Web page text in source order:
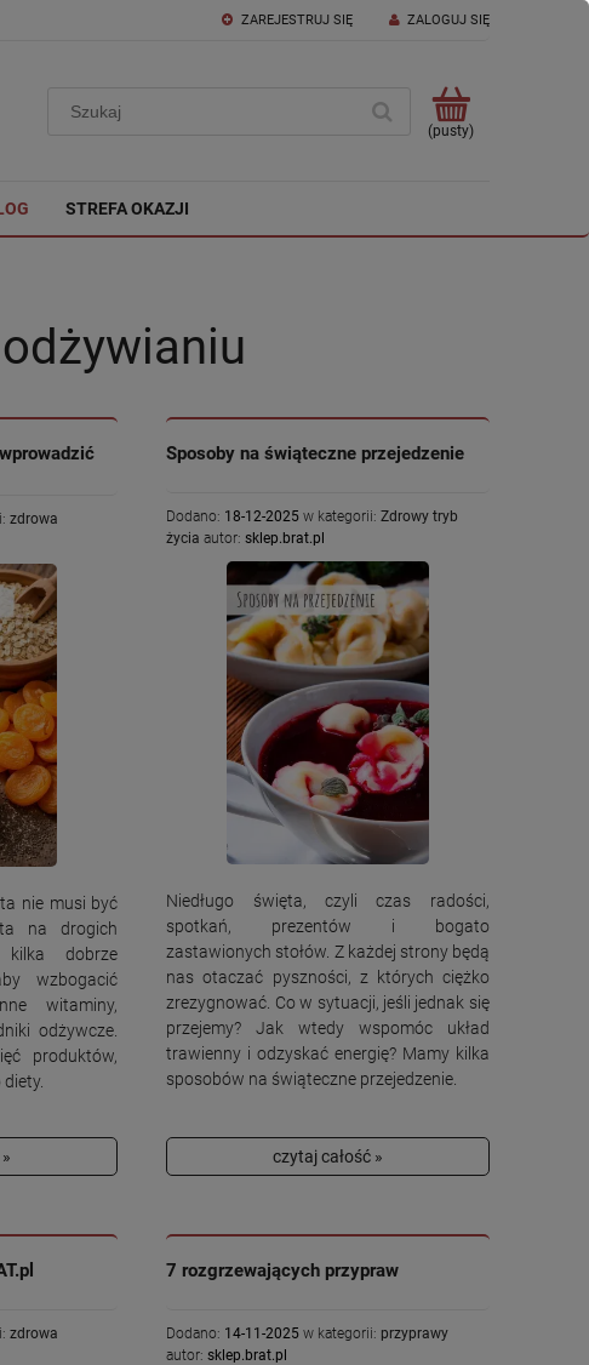
ZAREJESTRUJ SIĘ ZALOGUJ SIĘ
(pusty)
STREFA OKAZJI
zdrowa
nie musi być
na drogich
kilka dobrze
wzbogacić
witaminy,
odżywcze.
produktów,
Sposoby na świąteczne przejedzenie
Dodano: 18-12-2025 w kategorii:Zdrowy tryb
życia autor:sklep.brat.pl
Niedługo święta, czyli czas radości,
spotkań, prezentów i bogato
zastawionych stołów. Z każdej strony będą
nas otaczać pyszności, z których ciężko
zrezygnować. Co w sytuacji, jeśli jednak się
przejemy? Jak wtedy wspomóc układ
trawienny i odzyskać energię? Mamy kilka
sposobów na świąteczne przejedzenie.
czytaj całość »
zdrowa
7 rozgrzewających przypraw
Dodano: 14-11-2025 w kategorii: przyprawy
autor:sklep.brat.pl